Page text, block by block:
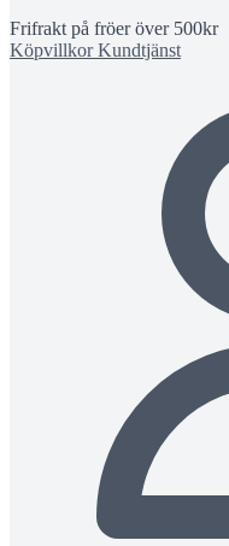
Frifrakt på fröer över 500kr
KöpvillkorKundtjänst